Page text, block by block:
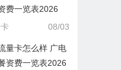
费一览表2026
08/03
量卡怎么样 广电
资费一览表2026